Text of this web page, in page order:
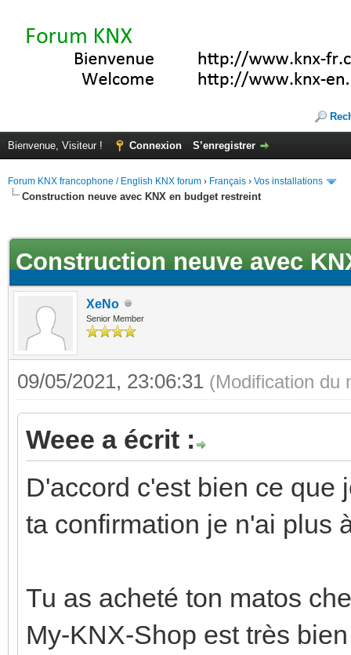
Bienvenue, Visiteur ! Connexion S’enregistrer
Forum KNX francophone / English KNX forum › Français › Vos installations
Construction neuve avec KNX en budget restreint
Construction neuve avec
XeNo
Senior Member
09/05/2021, 23:06:31 (Modification du
Weee a écrit :
D'accord c'est bien ce que
ta confirmation je n'ai plus
Tu as acheté ton matos
My-KNX-Shop est très